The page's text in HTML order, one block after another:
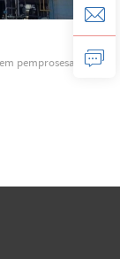
pemprosesan, dan